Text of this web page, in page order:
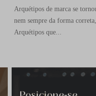
Arquétipos de marca se
nem sempre da forma
Arquétipos que...